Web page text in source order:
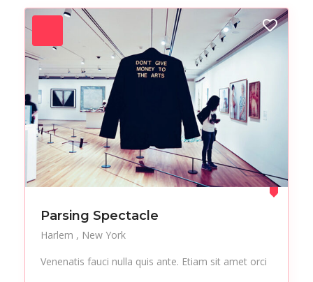
Fruits
Gallery
Hair care
Health
Healthy
Holiday
Hot Spot
iMac
Jackets
Jeans
Live Music
Makeup
Manicure
Modern
Mountaineering
Museums
Nail care
Nightlife
Parsing Spectacle
Harlem
New York
Venenatis fauci nulla quis ante. Etiam sit amet orci